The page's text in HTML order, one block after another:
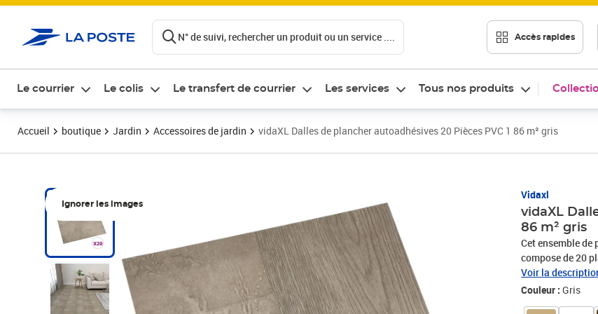
N° de suivi, rechercher un produit ou un service .... Accès rapides
Le courrier Le colis Le transfert de courrier Les services Tous nos produits
Accueil boutique Jardin Accessoires de jardin vidaXL Dalles de plancher autoadhésives 20 Pièces PVC 1 86 m² gris
Ignorer les images
Vidaxl
vidaXL
86 m² gris
Cet ensemble de
compose de 20
m². Ces dalles
grâce leur motif
Voir la
Couleur :Gris